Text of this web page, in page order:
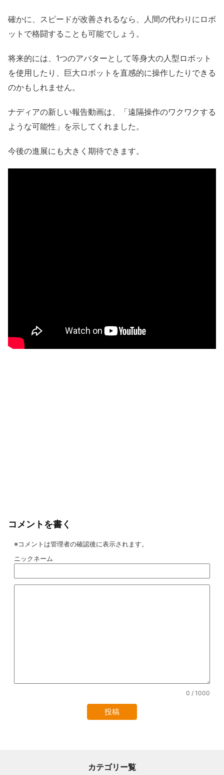
確かに、スピードが改善されるなら、人間の代わりにロボ
ットで格闘することも可能でしょう。
将来的には、1つのアバターとして等身大の人型ロボット
を使用したり、巨大ロボットを直感的に操作したりできる
のかもしれません。
ナディアの新しい報告動画は、「遠隔操作のワクワクする
ような可能性」を示してくれました。
今後の進展にも大きく期待できます。
コメントを書く
※コメントは管理者の確認後に表示されます。
ニックネーム
0 / 1000
カテゴリー覧